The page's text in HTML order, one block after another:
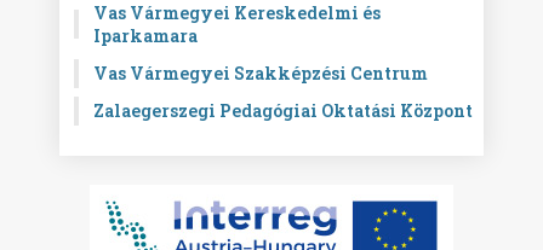
Vas Vármegyei Kereskedelmi és
Iparkamara
Vas Vármegyei Szakképzési Centrum
Zalaegerszegi Pedagógiai Oktatási Központ